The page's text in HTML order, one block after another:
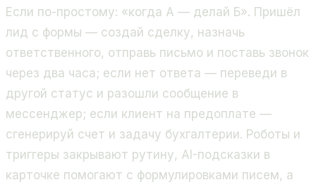
Если по-простому: «когда А — делай Б». Пришёл
лид с формы — создай сделку, назначь
ответственного, отправь письмо и поставь звонок
через два часа; если нет ответа — переведи в
другой статус и разошли сообщение в
мессенджер; если клиент на предоплате —
сгенерируй счет и задачу бухгалтерии. Роботы и
триггеры закрывают рутину, AI-подсказки в
карточке помогают с формулировками писем, а